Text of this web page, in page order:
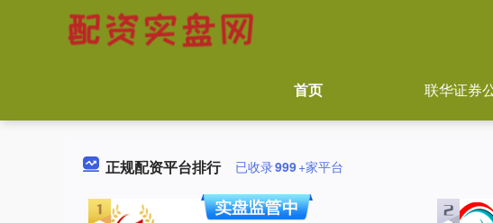
首页 联华证券
正规配资平台排行 已收录999+家平台